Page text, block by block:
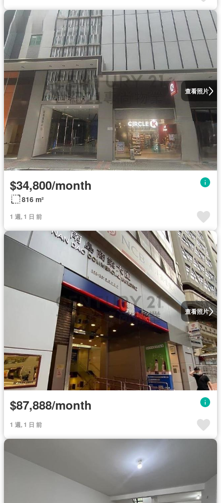
查看照片
$34,800/month
816 m²
1 週, 1 日 前
查看照片
$87,888/month
1 週, 1 日 前